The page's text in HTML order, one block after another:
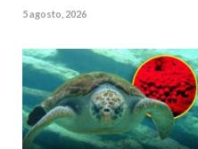
5 agosto, 2026